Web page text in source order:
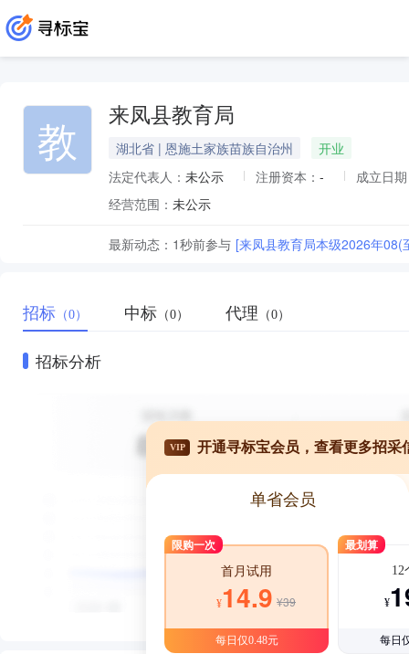
教 来凤县教育局
湖北省 | 恩施土家族苗族自治州
开业
法定代表人： 未公示 注册资本： -
成立日
经营范围： 未公示
最新动态： 1秒前参与 [来凤县教育局本级2026年08(
招标 （0） 中标 （0） 代理 （0）
招标分析
VIP 开通寻标宝会员，查看更多招采
单省会员
限购一次
首月试用
¥14.9 ¥39
每日仅0.48元
最划算
12
¥
每日